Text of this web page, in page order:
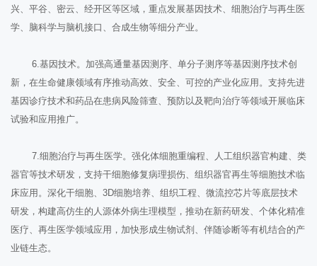
兴、平谷、密云、经开区等区域，重点发展基因技术、细胞治疗与再生医
学、脑科学与脑机接口、合成生物等细分产业。
6.基因技术。加强高通量基因测序、单分子测序等基因测序技术创
新，在生命健康领域有序推动高效、安全、可控的产业化应用。支持先进
基因诊疗技术和药品在患病风险筛查、预防以及靶向治疗等领域开展临床
试验和应用推广。
7.细胞治疗与再生医学。强化体细胞重编程、人工组织器官构建、类
器官等技术研发，支持干细胞修复病理损伤、组织器官再生等细胞技术临
床应用。深化干细胞、3D细胞培养、组织工程、微流控芯片等底层技术
研发，构建高仿生的人源体外病生理模型，推动在新药研发、个体化精准
医疗、再生医学领域应用，加快形成生物试剂、伴随诊断等有机结合的产
业链生态。